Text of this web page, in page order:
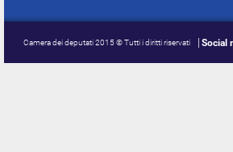
Camera dei deputati 2015 © Tutti i diritti riservati Social